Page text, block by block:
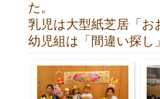
た。
乳児は大型紙芝居「お
幼児組は「間違い探し